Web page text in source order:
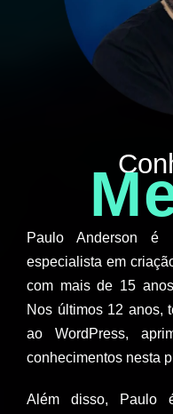
Paulo Anderson é
especialista em
com mais de 15
Nos últimos 12 anos,
ao WordPress,
conhecimentos nesta
Além disso, Paulo